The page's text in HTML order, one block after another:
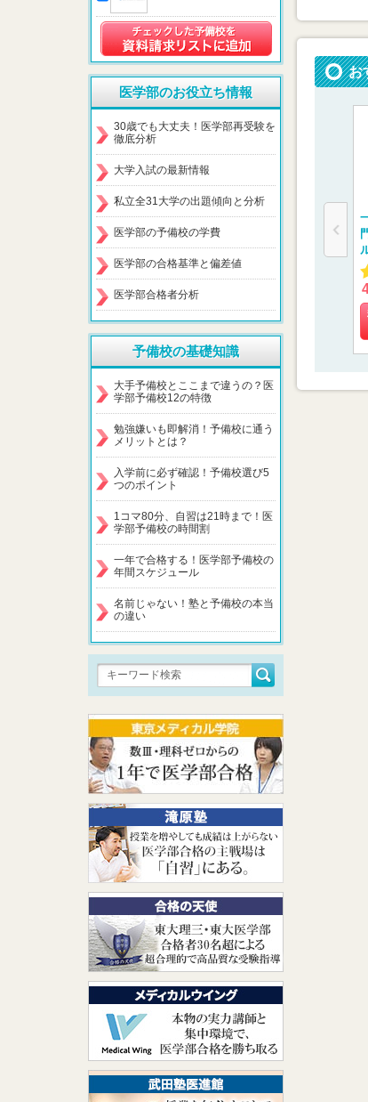
お
医学部のお役立ち情報
30歳でも大丈夫！医学部再受験を
徹底分析
大学入試の最新情報
私立全31大学の出題傾向と分析
医学部の予備校の学費
医学部の合格基準と偏差値
医学部合格者分析
予備校の基礎知識
大手予備校とここまで違うの？医
学部予備校12の特徴
勉強嫌いも即解消！予備校に通う
メリットとは？
入学前に必ず確認！予備校選び5
つのポイント
1コマ80分、自習は21時まで！医
学部予備校の時間割
一年で合格する！医学部予備校の
年間スケジュール
名前じゃない！塾と予備校の本当
の違い